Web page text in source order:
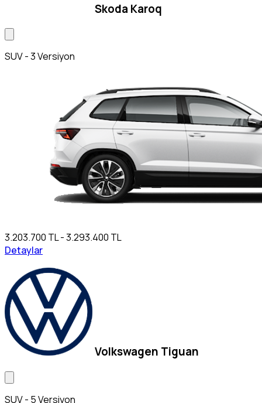
Skoda Karoq
SUV - 3 Versiyon
3.203.700 TL - 3.293.400 TL
Detaylar
Volkswagen Tiguan
SUV - 5 Versiyon